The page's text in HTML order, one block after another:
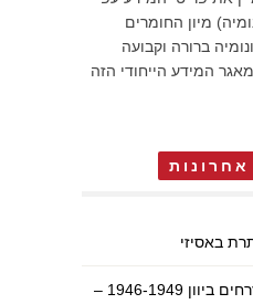
מיון החומרים
ברורה וקבועה
המידע הייחודי הזה
אחרונות
באסיזי
מלחמת האזרחים ביוון 1946-1949 –